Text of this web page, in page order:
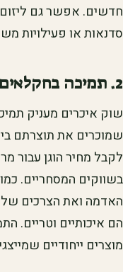
חדשים. אפשר גם
סדנאות או פעילויות
2. תמיכה בחקלאים המקומיים
שוק איכרים מעניק
שמוכרים את תוצרתם
לקבל מחיר הוגן עבור
בשווקים המסחריים.
האדמה ואת הצרכים
הם איכותיים וטריים.
מוצרים ייחודיים